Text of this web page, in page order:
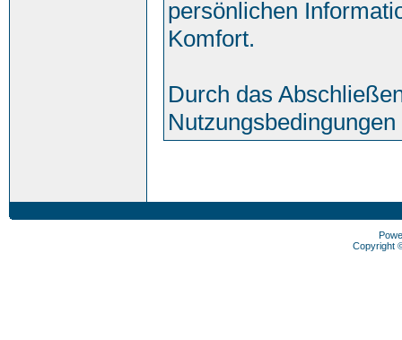
persönlichen
Komfort.
Durch das
Nutzungsbedingungen
Copyright